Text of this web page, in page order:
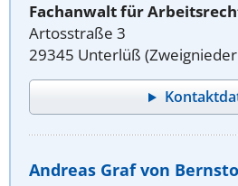
Fachanwalt für
Artosstraße 3
29345 Unterlüß
Andreas Graf von